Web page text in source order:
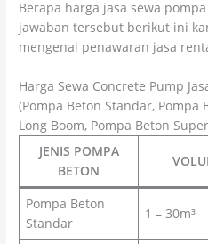
Berapa harga jasa sewa
jawaban tersebut berikut ini
mengenai penawaran jasa
Harga Sewa Concrete Pump
(Pompa Beton Standar, Pompa
Long Boom, Pompa Beton
JENIS POMPA
BETON
Pompa Beton
Standar
1 – 30m³